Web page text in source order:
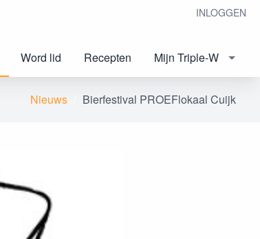
INLOGGEN
Word lid Recepten Mijn Triple-W
Nieuws Bierfestival PROEFlokaal Cuijk